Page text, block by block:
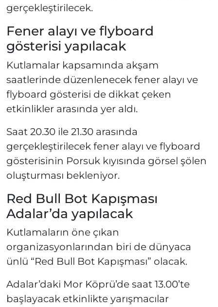
gerçekleştirilecek.
Fener alayı ve flyboard
gösterisi yapılacak
Kutlamalar kapsamında akşam
saatlerinde düzenlenecek fener alayı ve
flyboard gösterisi de dikkat çeken
etkinlikler arasında yer aldı.
Saat 20.30 ile 21.30 arasında
gerçekleştirilecek fener alayı ve flyboard
gösterisinin Porsuk kıyısında görsel şölen
oluşturması bekleniyor.
Red Bull Bot Kapışması
Adalar’da yapılacak
Kutlamaların öne çıkan
organizasyonlarından biri de dünyaca
ünlü “Red Bull Bot Kapışması” olacak.
Adalar’daki Mor Köprü’de saat 13.00’te
başlayacak etkinlikte yarışmacılar